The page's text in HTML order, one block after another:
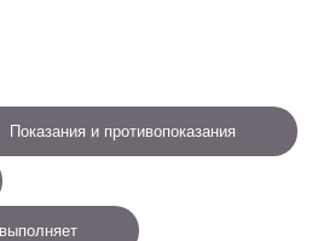
Показания и противопоказания